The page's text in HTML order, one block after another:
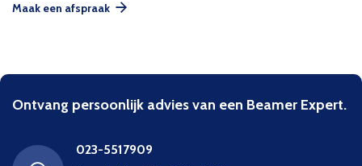
Maak een afspraak
Ontvang persoonlijk advies van een Beamer Expert.
023-5517909